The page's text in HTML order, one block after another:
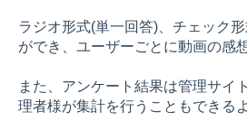
ラジオ形式(単一回答)、チェック
ができ、ユーザーごとに動画の感
また、アンケート結果は管理サイ
理者様が集計を行うこともできる